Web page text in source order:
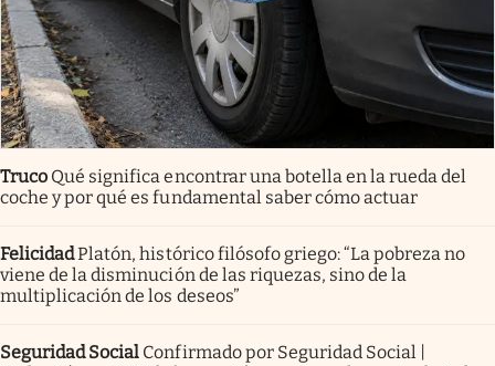
Truco Qué significa encontrar una botella en la rueda del
coche y por qué es fundamental saber cómo actuar
FelicidadPlatón, histórico filósofo griego: “La pobreza no
viene de la disminución de las riquezas, sino de la
multiplicación de los deseos”
Seguridad Social Confirmado por Seguridad Social |